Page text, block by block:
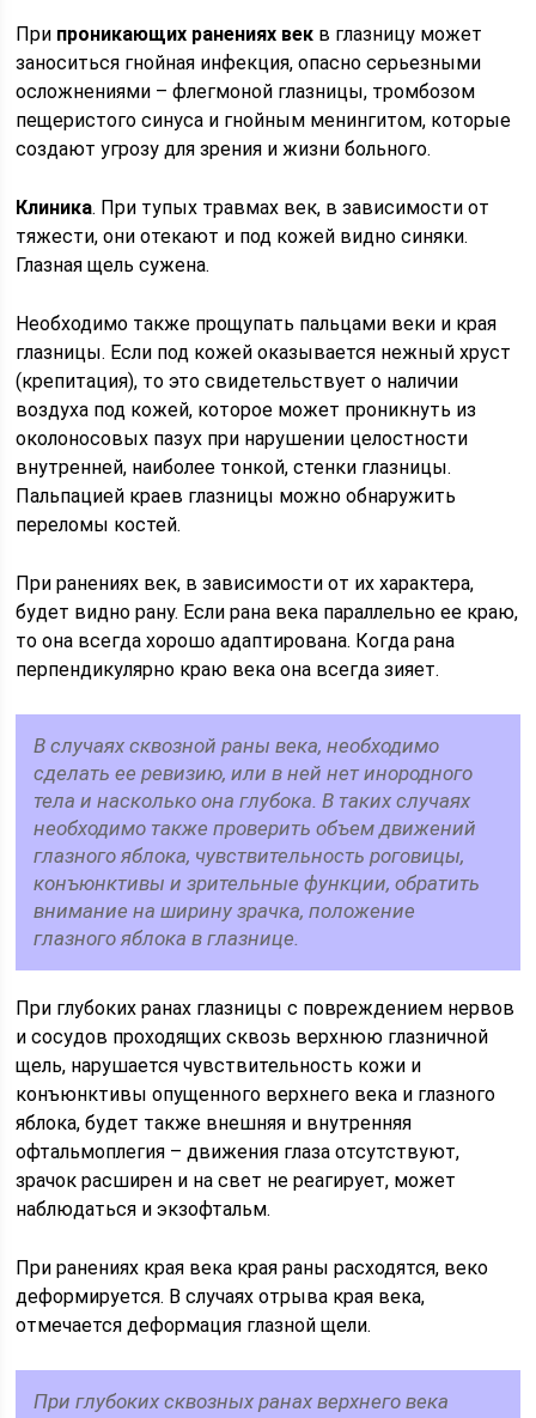
При проникающих ранениях век в глазницу может
заноситься гнойная инфекция, опасно серьезными
осложнениями – флегмоной глазницы, тромбозом
пещеристого синуса и гнойным менингитом, которые
создают угрозу для зрения и жизни больного.
Клиника. При тупых травмах век, в зависимости от
тяжести, они отекают и под кожей видно синяки.
Глазная щель сужена.
Необходимо также прощупать пальцами веки и края
глазницы. Если под кожей оказывается нежный хруст
(крепитация), то это свидетельствует о наличии
воздуха под кожей, которое может проникнуть из
околоносовых пазух при нарушении целостности
внутренней, наиболее тонкой, стенки глазницы.
Пальпацией краев глазницы можно обнаружить
переломы костей.
При ранениях век, в зависимости от их характера,
будет видно рану. Если рана века параллельно ее краю,
то она всегда хорошо адаптирована. Когда рана
перпендикулярно краю века она всегда зияет.
В случаях сквозной раны века, необходимо
сделать ее ревизию, или в ней нет инородного
тела и насколько она глубока. В таких случаях
необходимо также проверить объем движений
глазного яблока, чувствительность роговицы,
конъюнктивы и зрительные функции, обратить
внимание на ширину зрачка, положение
глазного яблока в глазнице.
При глубоких ранах глазницы с повреждением нервов
и сосудов проходящих сквозь верхнюю глазничной
щель, нарушается чувствительность кожи и
конъюнктивы опущенного верхнего века и глазного
яблока, будет также внешняя и внутренняя
офтальмоплегия – движения глаза отсутствуют,
зрачок расширен и на свет не реагирует, может
наблюдаться и экзофтальм.
При ранениях края века края раны расходятся, веко
деформируется. В случаях отрыва края века,
отмечается деформация глазной щели.
При глубоких сквозных ранах верхнего века